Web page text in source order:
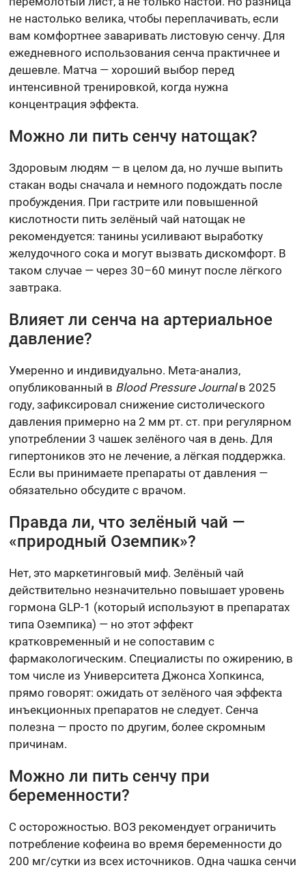
не настолько велика, чтобы переплачивать, если
вам комфортнее заваривать листовую сенчу. Для
ежедневного использования сенча практичнее и
дешевле. Матча — хороший выбор перед
интенсивной тренировкой, когда нужна
концентрация эффекта.
Можно ли пить сенчу натощак?
Здоровым людям — в целом да, но лучше выпить
стакан воды сначала и немного подождать после
пробуждения. При гастрите или повышенной
кислотности пить зелёный чай натощак не
рекомендуется: танины усиливают выработку
желудочного сока и могут вызвать дискомфорт. В
таком случае — через 30–60 минут после лёгкого
завтрака.
Влияет ли сенча на артериальное
давление?
Умеренно и индивидуально. Мета-анализ,
опубликованный в Blood Pressure Journalв 2025
году, зафиксировал снижение систолического
давления примерно на 2 мм рт. ст. при регулярном
употреблении 3 чашек зелёного чая в день. Для
гипертоников это не лечение, а лёгкая поддержка.
Если вы принимаете препараты от давления —
обязательно обсудите с врачом.
Правда ли, что зелёный чай —
«природный Оземпик»?
Нет, это маркетинговый миф. Зелёный чай
действительно незначительно повышает уровень
гормона GLP-1 (который используют в препаратах
типа Оземпика) — но этот эффект
кратковременный и не сопоставим с
фармакологическим. Специалисты по ожирению, в
том числе из Университета Джонса Хопкинса,
прямо говорят: ожидать от зелёного чая эффекта
инъекционных препаратов не следует. Сенча
полезна — просто по другим, более скромным
причинам.
Можно ли пить сенчу при
беременности?
С осторожностью. ВОЗ рекомендует ограничить
потребление кофеина во время беременности до
200 мг/сутки из всех источников. Одна чашка сенчи